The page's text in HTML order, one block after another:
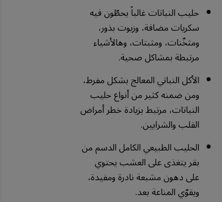
حليب النباتات غالباً يحطّون فيه
سكريات مضافة، وزيوت بذور،
ومثخّنات، ومثبتات، وهالأشياء
مرتبطة بمشاكل صحية.
الأكل النباتي المعالج بشكل مفرط،
ومن ضمنه كثير من أنواع حليب
النباتات، مرتبط بزيادة خطر أمراض
القلب والشرايين.
الحليب الطبيعي الكامل الدسم من
بقر يتغذى على العشب يحتوي
على دهون مشبعة نادرة ومفيدة،
ويقوّي المناعة بعد.